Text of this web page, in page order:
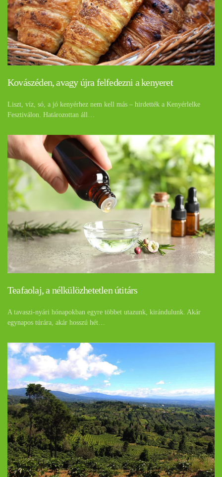
Kovászéden, avagy újra felfedezni a kenyeret
Liszt, víz, só, a jó kenyérhez nem kell más – hirdették a Kenyérlelke
Fesztiválon. Határozottan áll…
Teafaolaj, a nélkülözhetetlen útitárs
A tavaszi-nyári hónapokban egyre többet utazunk, kirándulunk. Akár
egynapos túrára, akár hosszú hét…